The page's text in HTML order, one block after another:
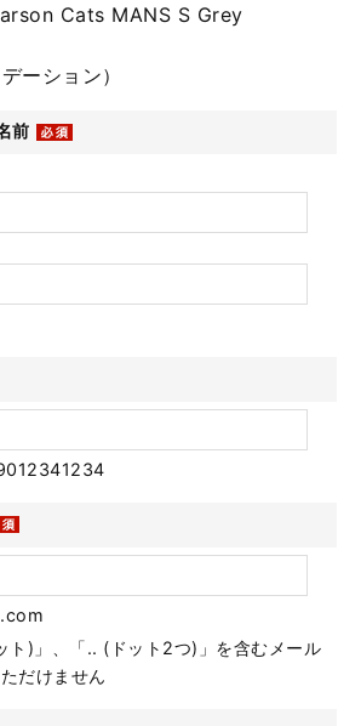
Cats MANS S Grey
ーション）
前
ト)」、「.. (ドット2つ)」を含むメール
だけません